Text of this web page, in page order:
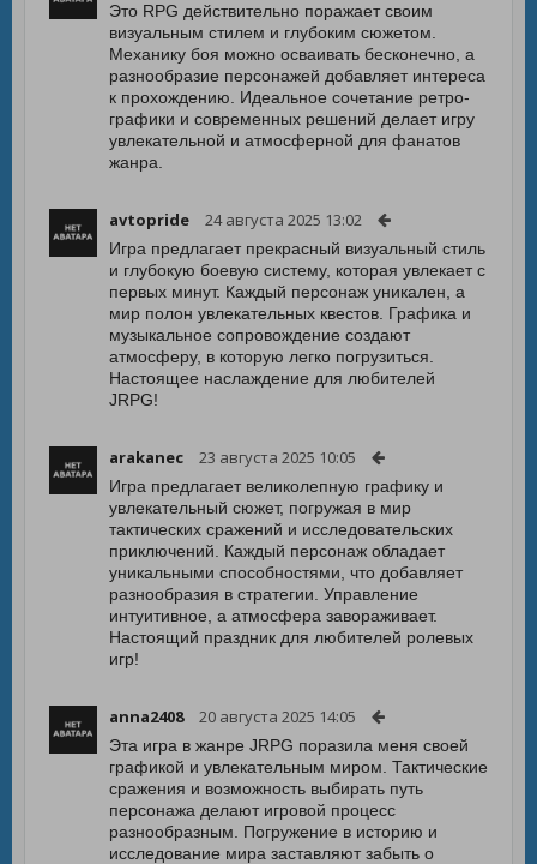
Это RPG действительно поражает своим
визуальным стилем и глубоким сюжетом.
Механику боя можно осваивать бесконечно, а
разнообразие персонажей добавляет интереса
к прохождению. Идеальное сочетание ретро-
графики и современных решений делает игру
увлекательной и атмосферной для фанатов
жанра.
avtopride 24 августа 2025 13:02
Игра предлагает прекрасный визуальный стиль
и глубокую боевую систему, которая увлекает с
первых минут. Каждый персонаж уникален, а
мир полон увлекательных квестов. Графика и
музыкальное сопровождение создают
атмосферу, в которую легко погрузиться.
Настоящее наслаждение для любителей
JRPG!
arakanec 23 августа 2025 10:05
Игра предлагает великолепную графику и
увлекательный сюжет, погружая в мир
тактических сражений и исследовательских
приключений. Каждый персонаж обладает
уникальными способностями, что добавляет
разнообразия в стратегии. Управление
интуитивное, а атмосфера завораживает.
Настоящий праздник для любителей ролевых
игр!
anna2408 20 августа 2025 14:05
Эта игра в жанре JRPG поразила меня своей
графикой и увлекательным миром. Тактические
сражения и возможность выбирать путь
персонажа делают игровой процесс
разнообразным. Погружение в историю и
исследование мира заставляют забыть о